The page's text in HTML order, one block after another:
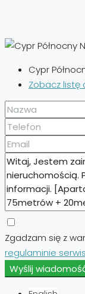
Cypr
Zobacz listę
Zgadzam się z
regulaminie
Wyślij